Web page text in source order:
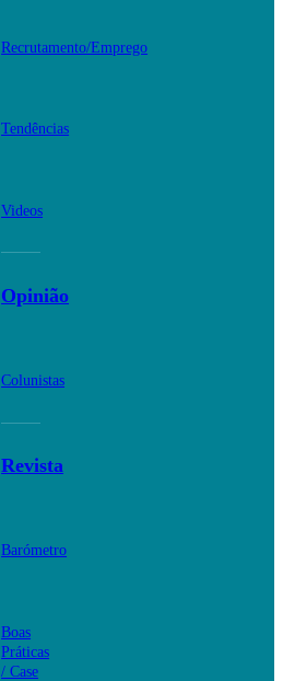
Recrutamento/Emprego
Tendências
Videos
Opinião
Colunistas
Revista
Barómetro
Boas
Práticas
/ Case